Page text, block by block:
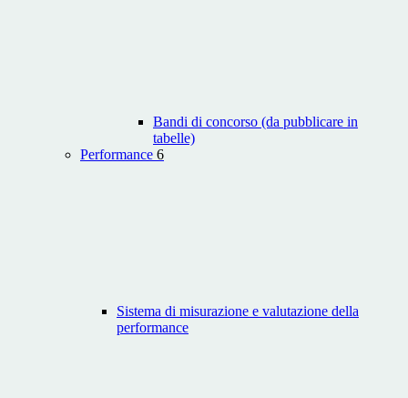
Bandi di concorso (da pubblicare in
tabelle)
Performance 6
Sistema di misurazione e valutazione della
performance